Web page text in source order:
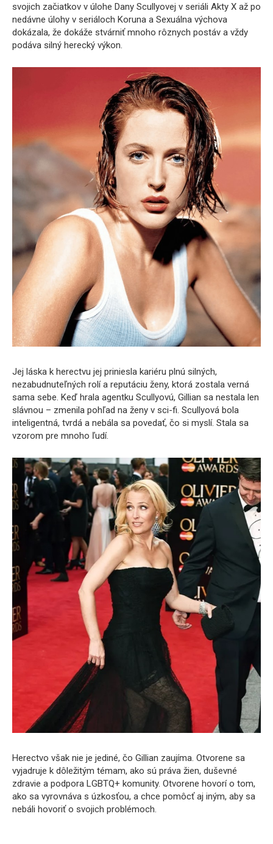
svojich začiatkov v úlohe Dany Scullyovej v seriáli Akty X až po
nedávne úlohy v seriáloch Koruna a Sexuálna výchova
dokázala, že dokáže stvárniť mnoho rôznych postáv a vždy
podáva silný herecký výkon.
Jej láska k herectvu jej priniesla kariéru plnú silných,
nezabudnuteľných rolí a reputáciu ženy, ktorá zostala verná
sama sebe. Keď hrala agentku Scullyovú, Gillian sa nestala len
slávnou – zmenila pohľad na ženy v sci-fi. Scullyová bola
inteligentná, tvrdá a nebála sa povedať, čo si myslí. Stala sa
vzorom pre mnoho ľudí.
Herectvo však nie je jediné, čo Gillian zaujíma. Otvorene sa
vyjadruje k dôležitým témam, ako sú práva žien, duševné
zdravie a podpora LGBTQ+ komunity. Otvorene hovorí o tom,
ako sa vyrovnáva s úzkosťou, a chce pomôcť aj iným, aby sa
nebáli hovoriť o svojich problémoch.